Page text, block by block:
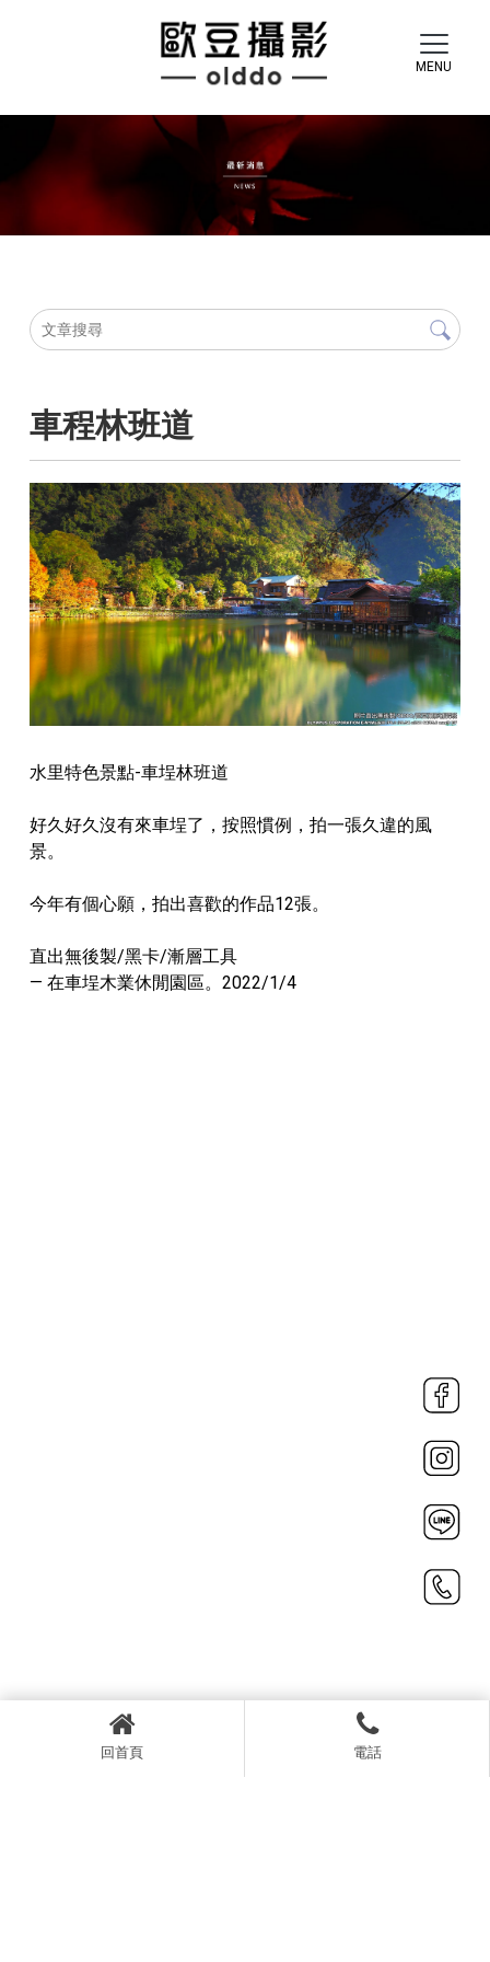
車程林班道
水里特色景點-車埕林班道
好久好久沒有來車埕了，按照慣例，拍一張久違的風
景。
今年有個心願，拍出喜歡的作品12張。
直出無後製/黑卡/漸層工具
— 在車埕木業休閒園區。2022/1/4
上一篇 下一篇
回首頁 電話